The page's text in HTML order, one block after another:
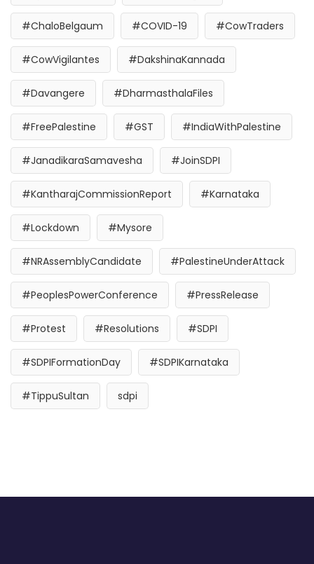
#ChaloBelgaum #COVID-19 #CowTraders
#CowVigilantes #DakshinaKannada
#Davangere #DharmasthalaFiles
#FreePalestine #GST #IndiaWithPalestine
#JanadikaraSamavesha #JoinSDPI
#KantharajCommissionReport #Karnataka
#Lockdown #Mysore
#NRAssemblyCandidate #PalestineUnderAttack
#PeoplesPowerConference #PressRelease
#Protest #Resolutions #SDPI
#SDPIFormationDay #SDPIKarnataka
#TippuSultan sdpi